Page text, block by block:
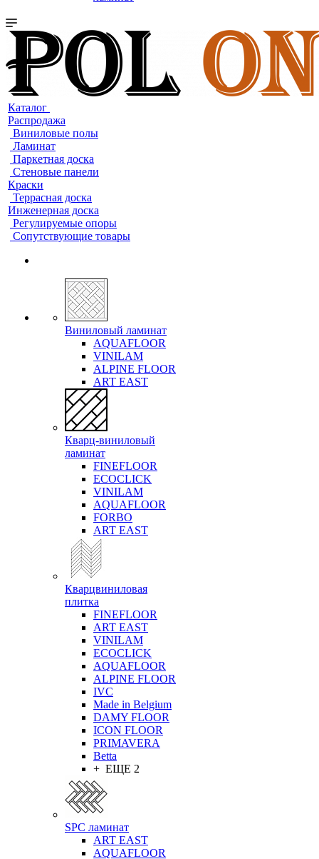
Каталог
Распродажа
Виниловые полы
Ламинат
Паркетная доска
Стеновые панели
Краски
Террасная доска
Инженерная доска
Регулируемые опоры
Сопутствующие товары
Виниловый ламинат
AQUAFLOOR
VINILAM
ALPINE FLOOR
ART EAST
Кварц-виниловый
ламинат
FINEFLOOR
ECOCLICK
VINILAM
AQUAFLOOR
FORBO
ART EAST
Кварцвиниловая
плитка
FINEFLOOR
ART EAST
VINILAM
ECOCLICK
AQUAFLOOR
ALPINE FLOOR
IVC
Made in Belgium
DAMY FLOOR
ICON FLOOR
PRIMAVERA
Betta
+ ЕЩЕ 2
SPC ламинат
ART EAST
AQUAFLOOR